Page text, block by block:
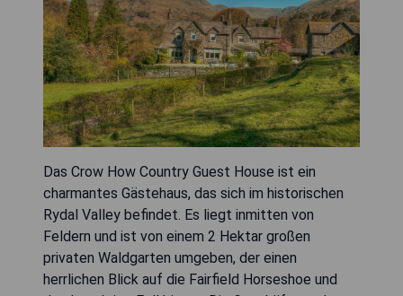
Das Crow How Country Guest House ist ein
charmantes Gästehaus, das sich im historischen
Rydal Valley befindet. Es liegt inmitten von
Feldern und ist von einem 2 Hektar großen
privaten Waldgarten umgeben, der einen
herrlichen Blick auf die Fairfield Horseshoe und